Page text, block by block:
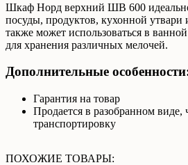
Шкаф Норд верхний ШВ 600
посуды, продуктов, кухонной
также может использоваться в
для хранения различных мелочей.
Дополнительные
Гарантия на товар
Продается в разобранном виде,
транспортировку
ПОХОЖИЕ ТОВАРЫ: